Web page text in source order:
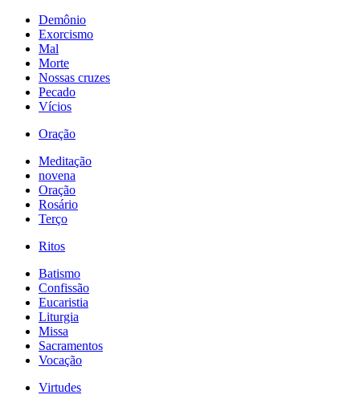
Demônio
Exorcismo
Mal
Morte
Nossas cruzes
Pecado
Vícios
Oração
Meditação
novena
Oração
Rosário
Terço
Ritos
Batismo
Confissão
Eucaristia
Liturgia
Missa
Sacramentos
Vocação
Virtudes